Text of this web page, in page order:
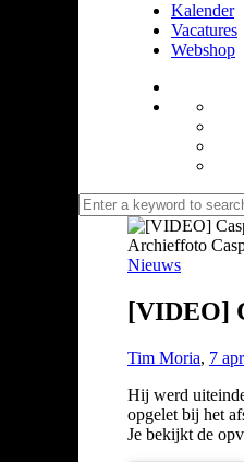
Kalender
Vacatures
Webshop
Archieffoto
Nieuws
[VIDEO]
Tim Moria, 7
Hij werd
opgelet bij het
Je bekijkt de